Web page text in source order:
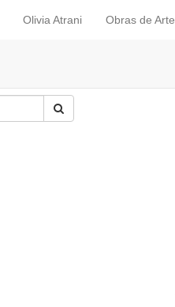
Olivia Atrani Obras de Arte